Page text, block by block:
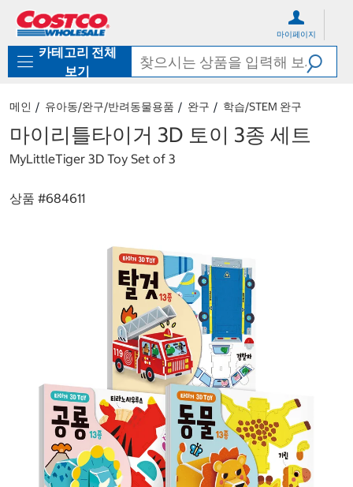
로
기
가
마이페이지
카테고리 전체
보기
메인 유아동/완구/반려동물용품 완구 학습/STEM 완구
마이리틀타이거 3D 토이 3종 세트
MyLittleTiger 3D Toy Set of 3
상품 #684611